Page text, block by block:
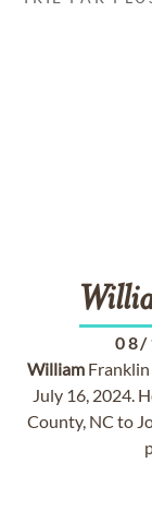
08/
WilliamFranklin
July 16, 2024.
County, NC to